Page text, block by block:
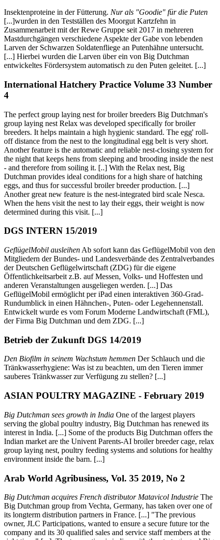
Insektenproteine in der Fütterung. Nur als "Goodie" für die Puten
[...]wurden in den Testställen des Moorgut Kartzfehn in
Zusammenarbeit mit der Rewe Gruppe seit 2017 in mehreren
Mastdurchgängen verschiedene Aspekte der Gabe von lebenden
Larven der Schwarzen Soldatenfliege an Putenhähne untersucht.
[...] Hierbei wurden die Larven über ein von Big Dutchman
entwickeltes Fördersystem automatisch zu den Puten geleitet. [...]
International Hatchery Practice Volume 33 Number
4
The perfect group laying nest for broiler breeders Big Dutchman's
group laying nest Relax was developed specifically for broiler
breeders. It helps maintain a high hygienic standard. The egg' roll-
off distance from the nest to the longitudinal egg belt is very short.
Another feature is the automatic and reliable nest-closing system for
the night that keeps hens from sleeping and brooding inside the nest
- and therefore from soiling it. [..] With the Relax nest, Big
Dutchman provides ideal conditions for a high share of hatching
eggs, and thus for successful broiler breeder production. [...]
Another great new feature is the nest-integrated bird scale Nesca.
When the hens visit the nest to lay their eggs, their weight is now
determined during this visit. [...]
DGS INTERN 15/2019
GeflügelMobil ausleihen Ab sofort kann das GeflügelMobil von den
Mitgliedern der Bundes- und Landesverbände des Zentralverbandes
der Deutschen Geflügelwirtschaft (ZDG) für die eigene
Öffentlichkeitsarbeit z.B. auf Messen, Volks- und Hoffesten und
anderen Veranstaltungen ausgeliegen werden. [...] Das
GeflügelMobil ermöglicht per iPad einen interaktiven 360-Grad-
Rundumblick in einen Hähnchen-, Puten- oder Legehennenstall.
Entwickelt wurde es vom Forum Moderne Landwirtschaft (FML),
der Firma Big Dutchman und dem ZDG. [...]
Betrieb der Zukunft DGS 14/2019
Den Biofilm in seinem Wachstum hemmen Der Schlauch und die
Tränkwasserhygiene: Was ist zu beachten, um den Tieren immer
sauberes Tränkwasser zur Verfügung zu stellen? [...]
ASIAN POULTRY MAGAZINE - February 2019
Big Dutchman sees growth in India One of the largest players
serving the global poultry industry, Big Dutchman has renewed its
interest in India. [...] Some of the products Big Dutchman offers the
Indian market are the Univent Parents-AI broiler breeder cage, relax
group laying nest, poultry feeding systems and solutions for healthy
environment inside the barn. [...]
Arab World Agribusiness, Vol. 35 2019, No 2
Big Dutchman acquires French distributor Matavicol Industrie The
Big Dutchman group from Vechta, Germany, has taken over one of
its longterm distribution partners in France. [...] "The previous
owner, JLC Participations, wanted to ensure a secure future tor the
company and its 30 qualified sales and service staff members at the